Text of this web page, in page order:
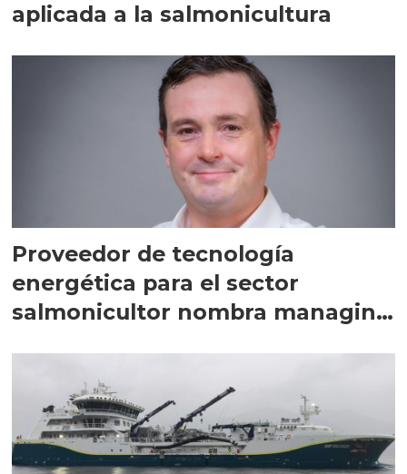
aplicada a la salmonicultura
Proveedor de tecnología
energética para el sector
salmonicultor nombra managing